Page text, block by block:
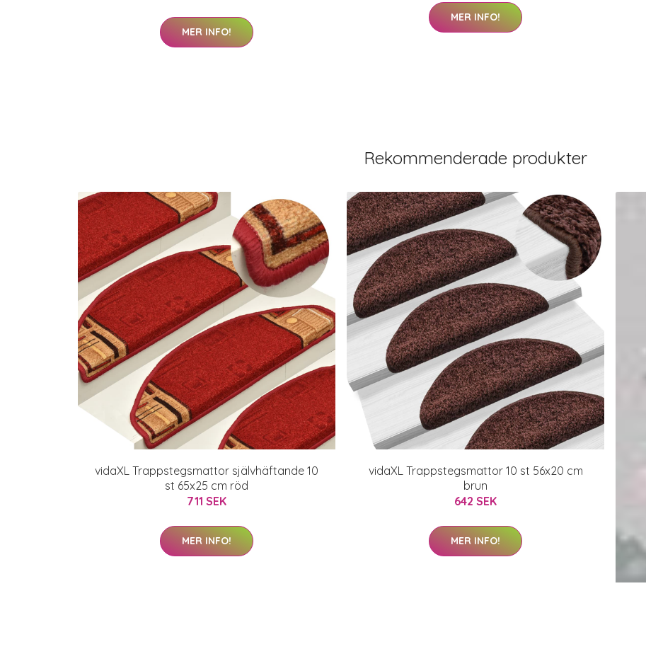
MER INFO!
MER INFO!
Rekommenderade produkter
vidaXL Trappstegsmattor självhäftande 10
st 65x25 cm röd
711 SEK
MER INFO!
vidaXL Trappstegsmattor 10 st 56x20 cm
brun
642 SEK
MER INFO!